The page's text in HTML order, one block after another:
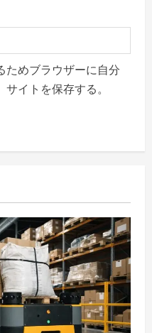
ためブラウザーに自分
イトを保存する。